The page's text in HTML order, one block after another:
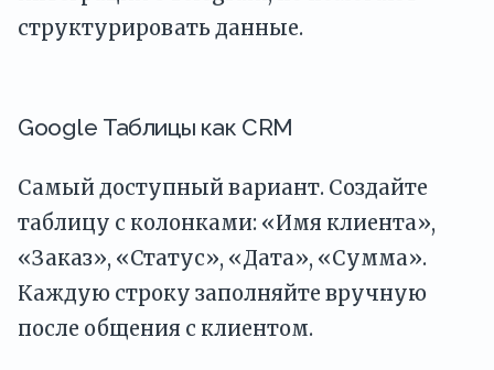
структурировать данные.
Google Таблицы как CRM
Самый доступный вариант. Создайте
таблицу с колонками: «Имя клиента»,
«Заказ», «Статус», «Дата», «Сумма».
Каждую строку заполняйте вручную
после общения с клиентом.